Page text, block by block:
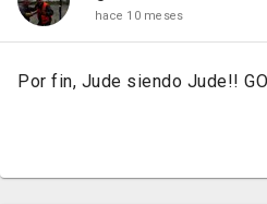
hace 10 meses
Por fin, Jude siendo Jude!!